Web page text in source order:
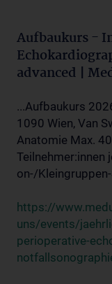
Aufbaukurs -
advanced |
...Aufbaukurs
1090 Wien, Van
Anatomie Max.
Teilnehmer:innen
on-/Kleingruppen-
https://
uns/events/
perioperative-